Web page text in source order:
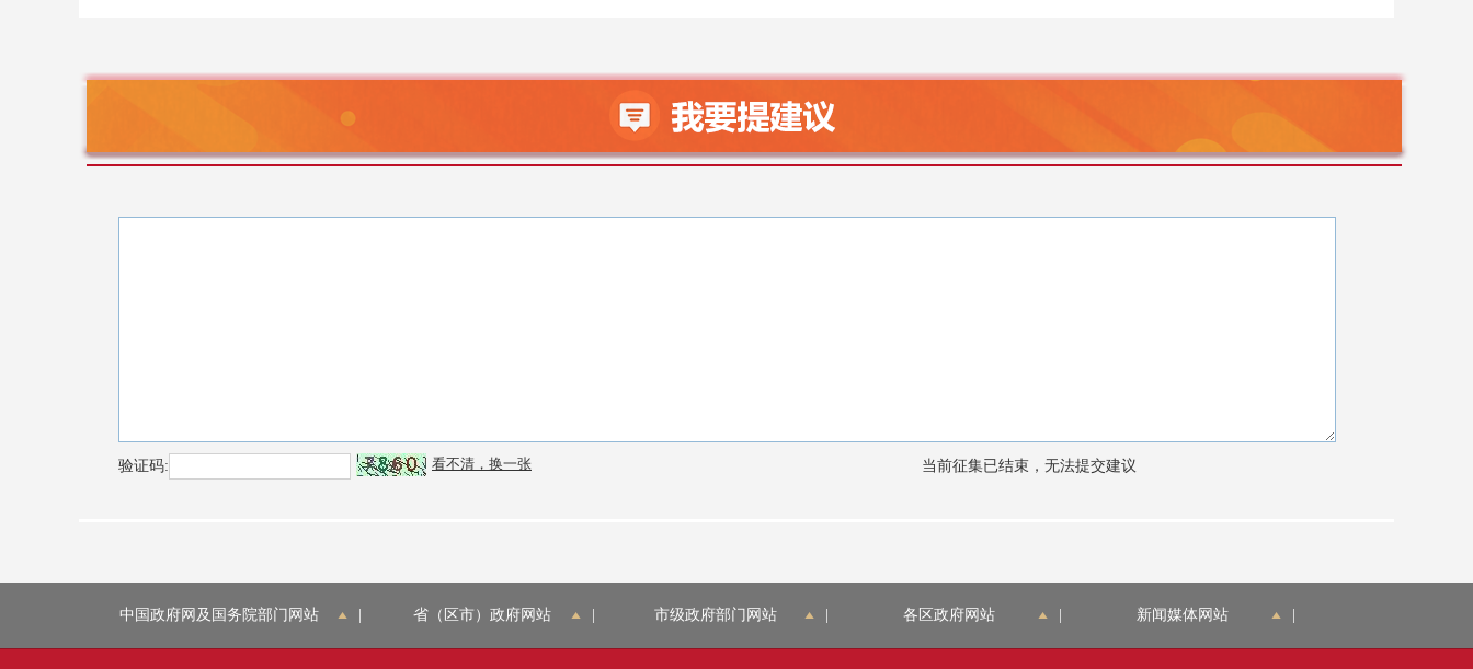
中国政府网及国务院部门网站 省（区市）政府网站 市级政府部门网站 各区政府网站 新闻媒体网站